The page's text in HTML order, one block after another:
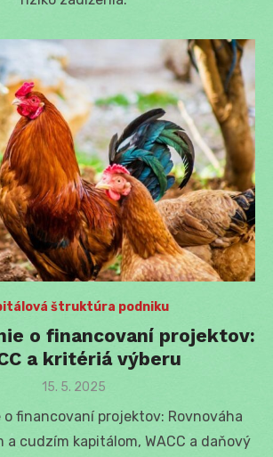
štruktúra podniku
o financovaní projektov:
a kritériá výberu
Posted
15. 5. 2025
o financovaní projektov: Rovnováha
cudzím kapitálom, WACC a daňový